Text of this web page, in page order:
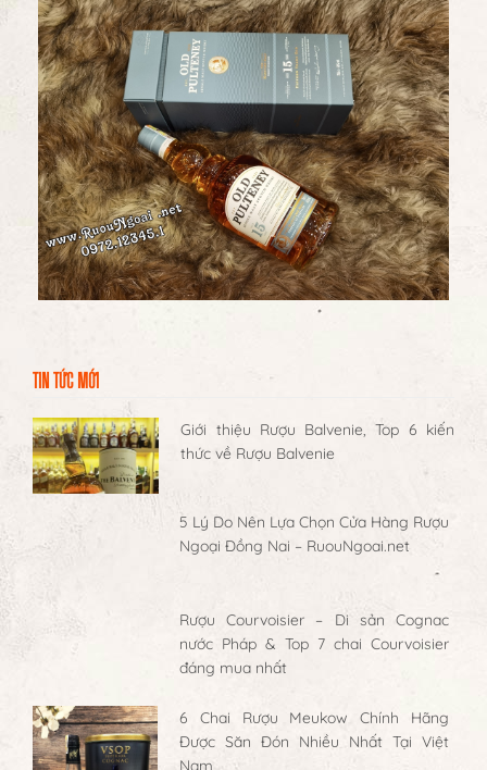
TIN TỨC MỚI
Giới thiệu Rượu Balvenie, Top 6 kiến
thức về Rượu Balvenie
5 Lý Do Nên Lựa Chọn Cửa Hàng Rượu
Ngoại Đồng Nai – RuouNgoai.net
Rượu Courvoisier – Di sản Cognac
nước Pháp & Top 7 chai Courvoisier
đáng mua nhất
6 Chai Rượu Meukow Chính Hãng
Được Săn Đón Nhiều Nhất Tại Việt
Nam